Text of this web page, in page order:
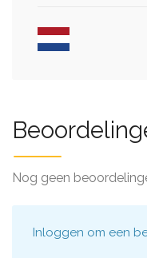
Nog geen
Inloggen om een